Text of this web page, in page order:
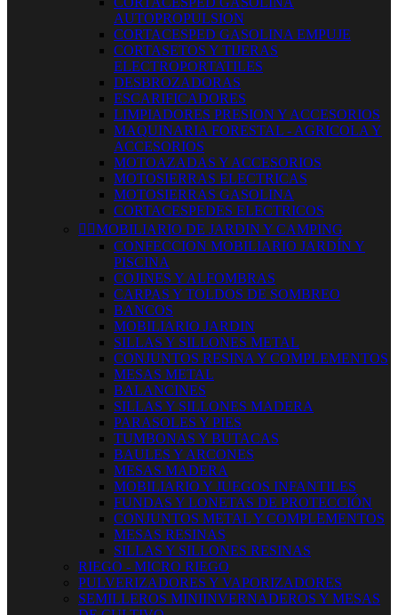
AUTOPROPULSION
CORTACESPED GASOLINA EMPUJE
CORTASETOS Y TIJERAS
ELECTROPORTATILES
DESBROZADORAS
ESCARIFICADORES
LIMPIADORES PRESION Y ACCESORIOS
MAQUINARIA FORESTAL - AGRICOLA Y
ACCESORIOS
MOTOAZADAS Y ACCESORIOS
MOTOSIERRAS ELECTRICAS
MOTOSIERRAS GASOLINA
CORTACESPEDES ELECTRICOS
 MOBILIARIO DE JARDIN Y CAMPING
CONFECCION MOBILIARIO JARDÍN Y
PISCINA
COJINES Y ALFOMBRAS
CARPAS Y TOLDOS DE SOMBREO
BANCOS
MOBILIARIO JARDIN
SILLAS Y SILLONES METAL
CONJUNTOS RESINA Y COMPLEMENTOS
MESAS METAL
BALANCINES
SILLAS Y SILLONES MADERA
PARASOLES Y PIES
TUMBONAS Y BUTACAS
BAULES Y ARCONES
MESAS MADERA
MOBILIARIO Y JUEGOS INFANTILES
FUNDAS Y LONETAS DE PROTECCIÓN
CONJUNTOS METAL Y COMPLEMENTOS
MESAS RESINAS
SILLAS Y SILLONES RESINAS
RIEGO - MICRO RIEGO
PULVERIZADORES Y VAPORIZADORES
SEMILLEROS MINIINVERNADEROS Y MESAS